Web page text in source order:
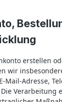
erstellen
wir
Mail-Adresse,
Verarbeitung